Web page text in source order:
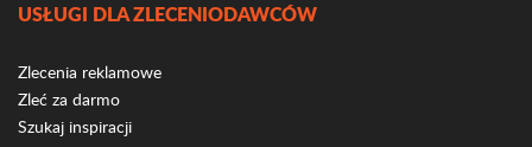
USŁUGI DLA ZLECENIODAWCÓW
Zlecenia reklamowe
Zleć za darmo
Szukaj inspiracji